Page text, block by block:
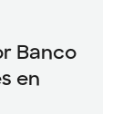
Banco
en